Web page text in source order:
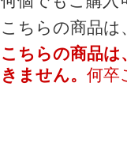
こちらの商品は
こちらの商品
きません。何卒